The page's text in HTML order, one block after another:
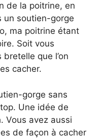
de la poitrine, en
un soutien-gorge
ma poitrine étant
Soit vous
que l’on
cacher.
gorge sans
Une idée de
Vous avez aussi
de façon à cacher